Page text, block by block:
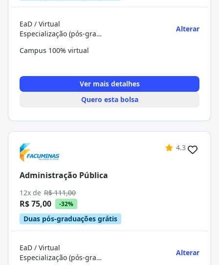
EaD / Virtual
Especialização (pós-graduação)
Alterar
Campus 100% virtual
Ver mais detalhes
Quero esta bolsa
4.3
Administração Pública
12x de R$ 111,00
R$ 75,00 -32%
Duas pós-graduações grátis
EaD / Virtual
Especialização (pós-graduação)
Alterar